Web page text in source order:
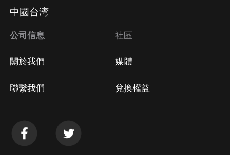
中國台湾
公司信息
關於我們
聯繫我們
社區
媒體
兌換權益